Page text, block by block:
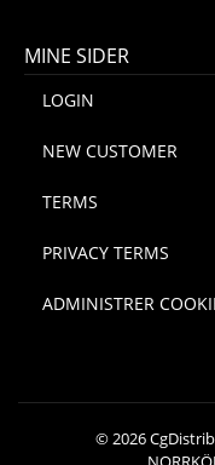
MINE SIDER
LOGIN
NEW CUSTOMER
TERMS
PRIVACY TERMS
ADMINISTRER
© 2026